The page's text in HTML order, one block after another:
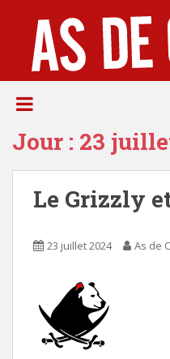
t
Jour : 23
Le Grizzly
23 juillet 2024 As de